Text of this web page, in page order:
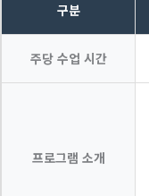
구분
주당 수업 시간
프로그램 소개